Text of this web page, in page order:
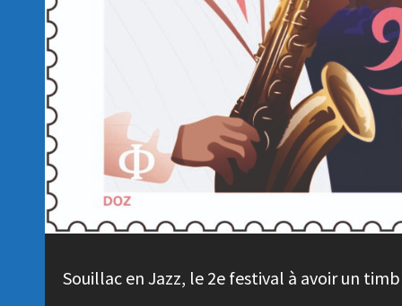
Souillac en Jazz, le 2e festival à avoir un